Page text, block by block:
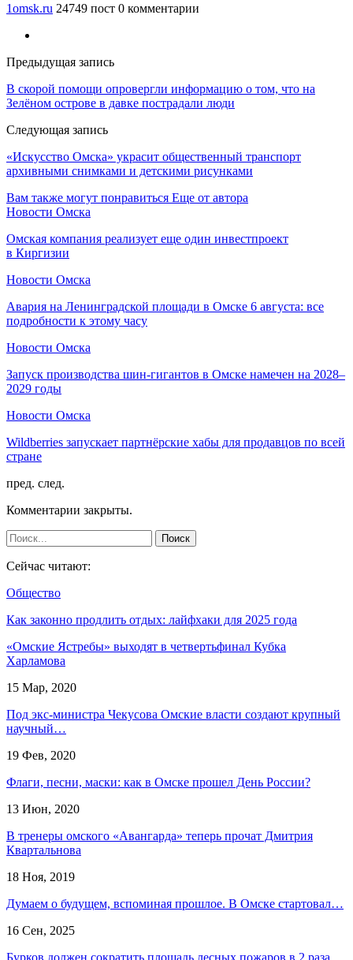
1omsk.ru 24749 пост 0 комментарии
Предыдущая запись
В скорой помощи опровергли информацию о том, что на
Зелёном острове в давке пострадали люди
Следующая запись
«Искусство Омска» украсит общественный транспорт
архивными снимками и детскими рисунками
Вам также могут понравиться Еще от автора
Новости Омска
Омская компания реализует еще один инвестпроект
в Киргизии
Новости Омска
Авария на Ленинградской площади в Омске 6 августа: все
подробности к этому часу
Новости Омска
Запуск производства шин-гигантов в Омске намечен на 2028–
2029 годы
Новости Омска
Wildberries запускает партнёрские хабы для продавцов по всей
стране
пред. след.
Комментарии закрыты.
Сейчас читают:
Общество
Как законно продлить отдых: лайфхаки для 2025 года
«Омские Ястребы» выходят в четвертьфинал Кубка
Харламова
15 Мар, 2020
Под экс-министра Чекусова Омские власти создают крупный
научный…
19 Фев, 2020
Флаги, песни, маски: как в Омске прошел День России?
13 Июн, 2020
В тренеры омского «Авангарда» теперь прочат Дмитрия
Квартальнова
18 Ноя, 2019
Думаем о будущем, вспоминая прошлое. В Омске стартовал…
16 Сен, 2025
Бурков должен сократить площадь лесных пожаров в 2 раза